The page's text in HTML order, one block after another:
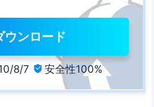
ウンロード
8/7  安全性100%